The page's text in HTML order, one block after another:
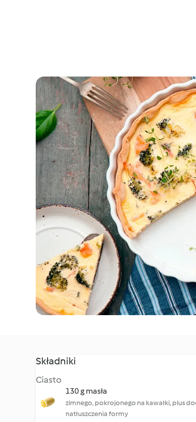
Składniki
Ciasto
130 g masła
zimnego, pokrojonego na kawałki, plus
natłuszczenia formy